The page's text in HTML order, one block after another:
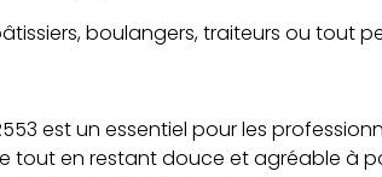
boulangers, traiteurs ou
est un essentiel pour les
tout en restant douce et agréable à